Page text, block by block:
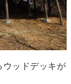
ウッドデッキが